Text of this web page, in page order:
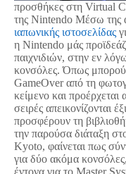
προσθήκες στη Virtual
της Nintendo Μέσω της
ιαπωνικής ιστοσελίδας
η Nintendo μάς
παιχνιδιών, στην εν
κονσόλες. Όπως
GameOver από τη
κείμενο και
σειρές απεικονίζονται
προσφέρουν τη
την παρούσα διάταξη
Kyoto, φαίνεται πως
για δύο ακόμα
έντονα για το Master